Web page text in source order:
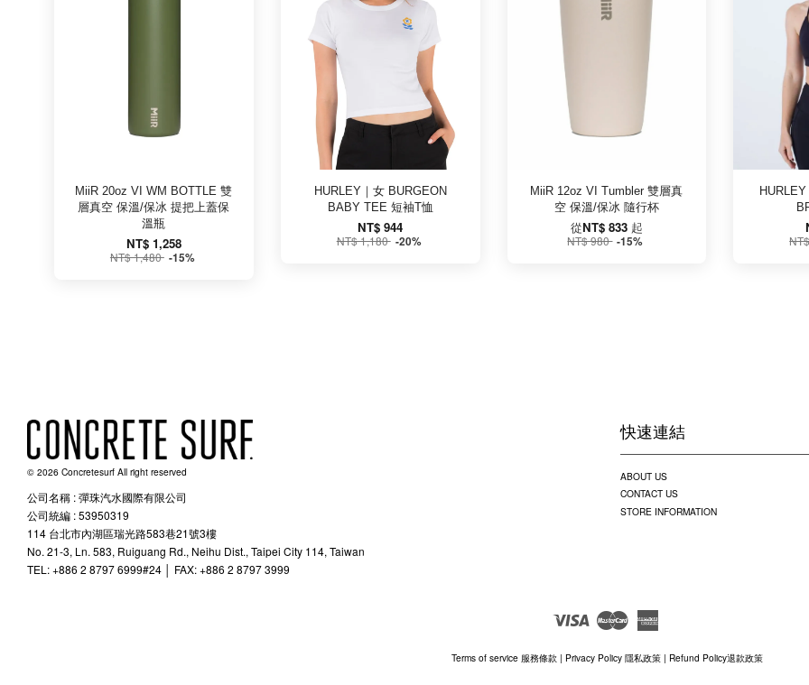
MiiR 20oz VI WM BOTTLE 雙
層真空 保溫/保冰 提把上蓋保
溫瓶
NT$ 1,258
NT$ 1,480 -15%
HURLEY｜女 BURGEON
BABY TEE 短袖T恤
NT$ 944
NT$ 1,180 -20%
MiiR 12oz VI Tumbler 雙層真
空 保溫/保冰 隨行杯
從NT$ 833 起
NT$ 980 -15%
© 2026 Concretesurf All right reserved
公司名稱 : 彈珠汽水國際有限公司
公司統編 : 53950319
快速連結
ABOUT US
CONTACT US
STORE INFORMATION
114 台北市內湖區瑞光路583巷21號3樓
No. 21-3, Ln. 583, Ruiguang Rd., Neihu Dist., Taipei City 114, Taiwan
TEL: +886 2 8797 6999#24 │ FAX: +886 2 8797 3999
Visa Master
Terms of service 服務條款| Privacy Policy 隱私政策| Refund Policy退款政策